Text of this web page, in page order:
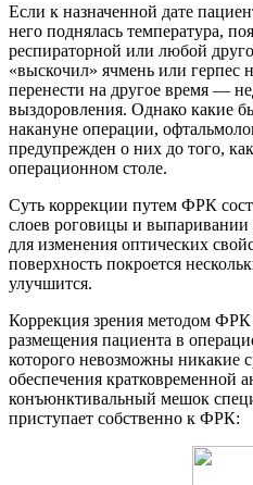
Если к назначенной дате
него поднялась температура,
респираторной или любой
«выскочил» ячмень или герпес
перенести на другое время —
выздоровления. Однако какие
накануне операции,
предупрежден о них до того,
операционном столе.
Суть коррекции путем ФРК
слоев роговицы и выпаривании
для изменения оптических
поверхность покроется
улучшится.
Коррекция зрения методом ФРК
размещения пациента в
которого невозможны никакие
обеспечения кратковременной
конъюнктивальный мешок
приступает собственно к ФРК: